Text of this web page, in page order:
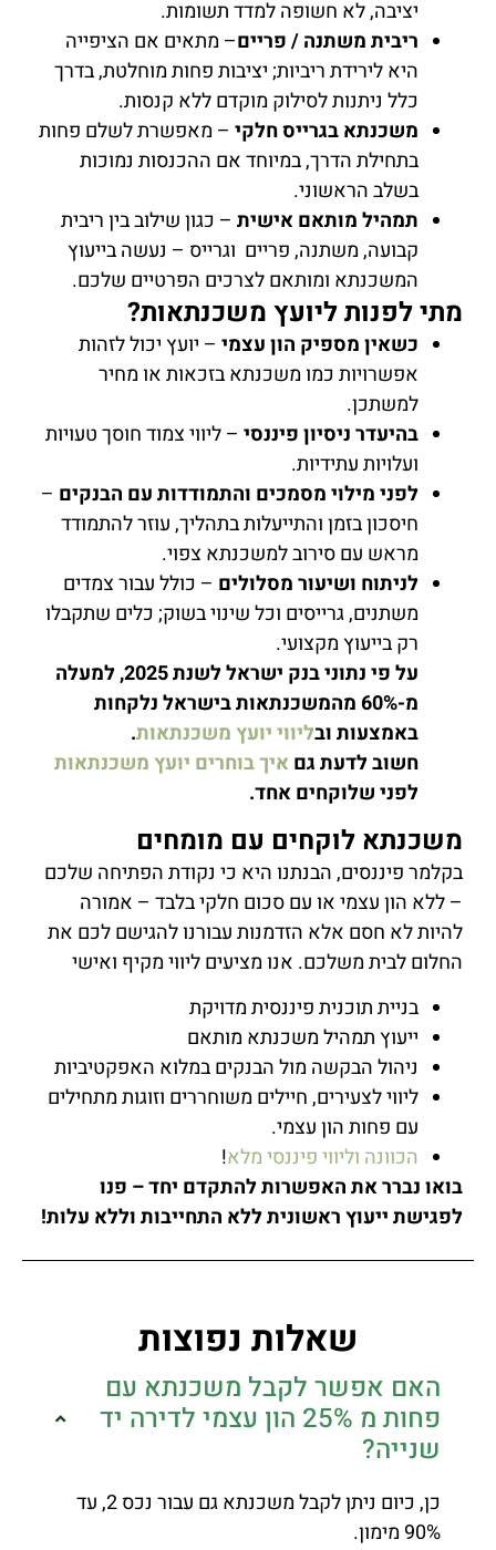
יציבה, לא חשופה למדד תשומות.
ריבית משתנה / פריים– מתאים אם הציפייה
היא לירידת ריביות; יציבות פחות מוחלטת, בדרך
כלל ניתנות לסילוק מוקדם ללא קנסות.
משכנתא בגרייס חלקי– מאפשרת לשלם פחות
בתחילת הדרך, במיוחד אם ההכנסות נמוכות
בשלב הראשוני.
תמהיל מותאם אישית– כגון שילוב בין ריבית
קבועה, משתנה, פריים וגרייס – נעשה בייעוץ
המשכנתא ומותאם לצרכים הפרטיים שלכם.
מתי לפנות ליועץ משכנתאות?
כשאין מספיק הון עצמי– יועץ יכול לזהות
אפשרויות כמו משכנתא בזכאות או מחיר
למשתכן.
בהיעדר ניסיון פיננסי– ליווי צמוד חוסך טעויות
ועלויות עתידיות.
לפני מילוי מסמכים והתמודדות עם הבנקים–
חיסכון בזמן והתייעלות בתהליך, עוזר להתמודד
מראש עם סירוב למשכנתא צפוי.
לניתוח ושיעור מסלולים– כולל עבור צמדים
משתנים, גרייסים וכל שינוי בשוק; כלים שתקבלו
רק בייעוץ מקצועי.
על פי נתוני בנק ישראל לשנת 2025, למעלה
מ-60% מהמשכנתאות בישראל נלקחות
באמצעות ובליווי יועץ משכנתאות.
חשוב לדעת גם איך בוחרים יועץ משכנתאות
לפני שלוקחים אחד.
משכנתא לוקחים עם מומחים
בקלמר פיננסים, הבנתנו היא כי נקודת הפתיחה שלכם
– ללא הון עצמי או עם סכום חלקי בלבד – אמורה
להיות לא חסם אלא הזדמנות עבורנו להגישם לכם את
החלום לבית משלכם. אנו מציעים ליווי מקיף ואישי
בניית תוכנית פיננסית מדויקת
ייעוץ תמהיל משכנתא מותאם
ניהול הבקשה מול הבנקים במלוא האפקטיביות
ליווי לצעירים, חיילים משוחררים וזוגות מתחילים
עם פחות הון עצמי.
הכוונה וליווי פיננסי מלא!
בואו נברר את האפשרות להתקדם יחד – פנו
לפגישת ייעוץ ראשונית ללא התחייבות וללא עלות!
שאלות נפוצות
האם אפשר לקבל משכנתא עם
פחות מ 25% הון עצמי לדירה יד
שנייה?
כן, כיום ניתן לקבל משכנתא גם עבור נכס 2, עד
90% מימון.